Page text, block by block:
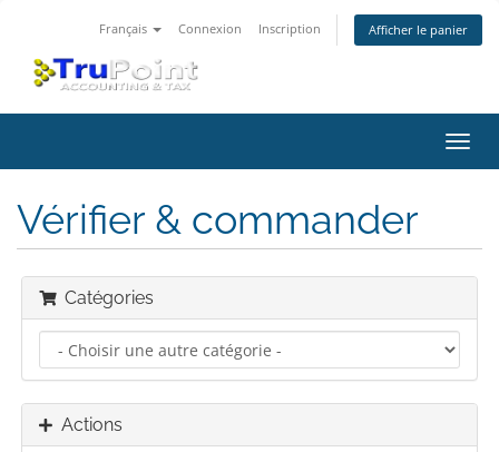
Français Connexion Inscription Afficher le panier
la
Vérifier & commander
Catégories
Actions